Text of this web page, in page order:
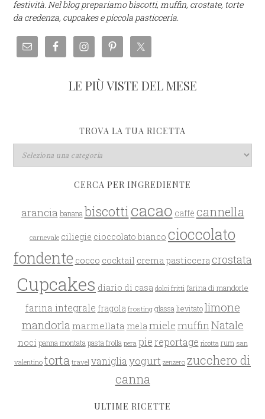
festività. Nel blog prepariamo biscotti, muffin, crostate, torte
da credenza, cupcakes e piccola pasticceria.
LE PIÙ VISTE DEL MESE
TROVA LA TUA RICETTA
CERCA PER INGREDIENTE
arancia banana biscotticacao caffè cannella
carnevale ciliegie cioccolato bianco cioccolato
fondente cocco cocktail crema pasticcera crostata
Cupcakes diario di casa dolci fritti farina di mandorle
farina integrale fragola frosting glassa lievitato limone
mandorla marmellata melamielemuffin Natale
noci panna montata pasta frolla pera pie reportage ricotta rum san
valentino torta travel vaniglia yogurt zenzero zucchero di
canna
ULTIME RICETTE